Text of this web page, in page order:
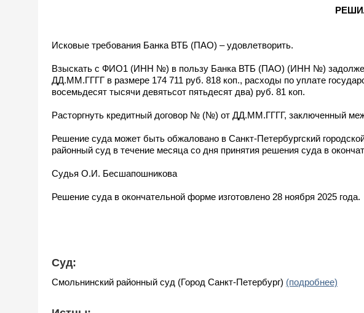
Исковые требования Банка ВТБ (ПАО) – удовлетворить.
Взыскать с ФИО1 (ИНН №) в пользу Банка ВТБ (ПАО) (ИНН №)
ДД.ММ.ГГГГ в размере 174 711 руб. 818 коп., расходы по уплате
восемьдесят тысячи девятьсот пятьдесят два) руб. 81 коп.
Расторгнуть кредитный договор № (№) от ДД.ММ.ГГГГ, заключенный
Решение суда может быть обжаловано в Санкт-Петербургский
районный суд в течение месяца со дня принятия решения суда в
Судья О.И. Бесшапошникова
Решение суда в окончательной форме изготовлено 28 ноября 2025 года.
Суд:
Смольнинский районный суд (Город Санкт-Петербург) (подробнее)